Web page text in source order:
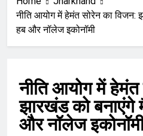
नीति आयोग में हेमंत सोरेन का विजन:
हब और नॉलेज इकोनॉमी
नीति आयोग में
झारखंड को बनाएंगे
और नॉलेज